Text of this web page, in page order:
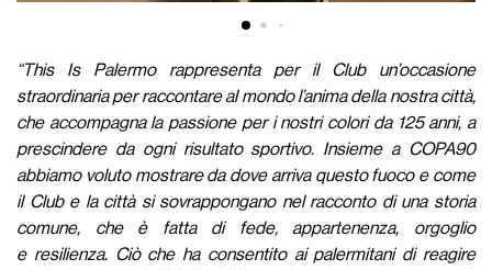
“This Is Palermo rappresenta per il Club un’occasione
straordinaria per raccontare al mondo l’anima della nostra città,
che accompagna la passione per i nostri colori da 125 anni, a
prescindere da ogni risultato sportivo. Insieme a COPA90
abbiamo voluto mostrare da dove arriva questo fuoco e come
il Club e la città si sovrappongano nel racconto di una storia
comune, che è fatta di fede, appartenenza, orgoglio
e resilienza. Ciò che ha consentito ai palermitani di reagire